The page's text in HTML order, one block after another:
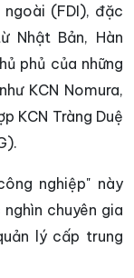
(FDI), đặc
Nhật Bản, Hàn
phủ của những
KCN Nomura,
KCN Tràng Duệ
nghiệp" này
chuyên gia
lý cấp trung